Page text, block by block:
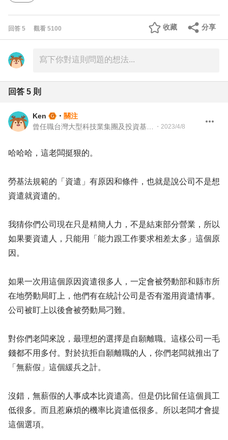
回答 5 觀看 5100 分享
收藏
回答 5 則
Ken ・ 關注
・ 2023/4/8
哈哈哈，這老闆挺狠的。
勞基法規範的「資遣」有原因和條件，也就是說公司不是想
資遣就資遣的。
我猜你們公司現在只是精簡人力，不是結束部分營業，所以
如果要資遣人，只能用「能力跟工作要求相差太多」這個原
因。
如果一次用這個原因資遣很多人，一定會被勞動部和縣市所
在地勞動局盯上，他們有在統計公司是否有濫用資遣情事。
公司被盯上以後會被勞動局刁難。
對你們老闆來說，最理想的選擇是自願離職。這樣公司一毛
錢都不用多付。對於抗拒自願離職的人，你們老闆就推出了
「無薪假」這個緩兵之計。
沒錯，無薪假的人事成本比資遣高。但是仍比留任這個員工
低很多。而且惹麻煩的機率比資遣低很多。所以老闆才會提
這個選項。